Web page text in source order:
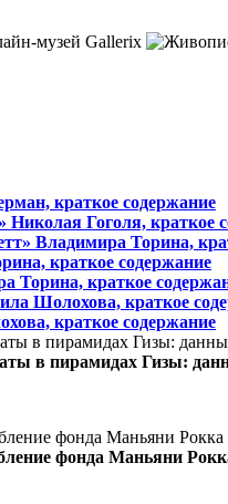
краткое содержание
Николая Гоголя, краткое
Владимира Торина,
краткое содержание
Торина, краткое
Шолохова, краткое
краткое содержание
в пирамидах Гизы:
фонда Маньяни